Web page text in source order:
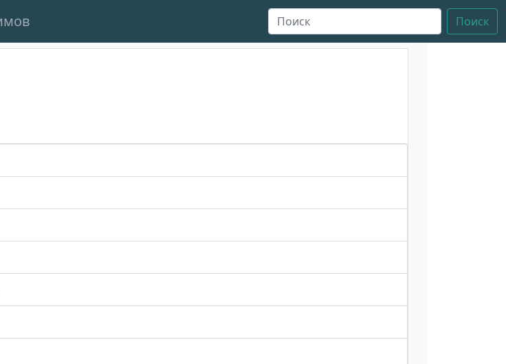
Поиск